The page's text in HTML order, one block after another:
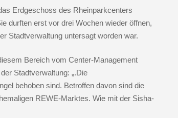
Erdgeschoss des Rheinparkcenters
durften erst vor drei Wochen wieder öffnen,
Stadtverwaltung untersagt worden war.
Bereich vom Center-Management
Stadtverwaltung: „.Die
behoben sind. Betroffen davon sind die
REWE-Marktes. Wie mit der Sisha-